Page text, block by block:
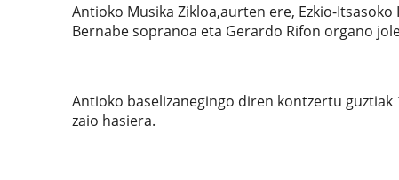
Antioko Musika Zikloa,aurten ere, Ezkio-
Bernabe sopranoa eta Gerardo Rifon organo
Antioko baselizanegingo diren kontzertu
zaio hasiera.